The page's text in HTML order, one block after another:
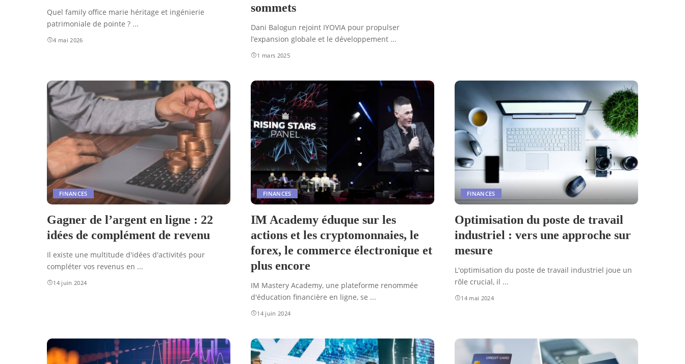
Quel family office marie héritage et ingénierie
patrimoniale de pointe ? ...
4 mai 2026
sommets
Dani Balogun rejoint IYOVIA pour propulser
l’expansion globale et le développement ...
1 mars 2025
FINANCES
Gagner de l’argent en ligne : 22
idées de complément de revenu
Il existe une multitude d'idées d'activités pour
compléter vos revenus en ...
14 juin 2024
FINANCES
IM Academy éduque sur les
actions et les cryptomonnaies, le
forex, le commerce électronique et
plus encore
IM Mastery Academy, une plateforme renommée
d'éducation financière en ligne, se ...
14 juin 2024
FINANCES
Optimisation du poste de travail
industriel : vers une approche sur
mesure
L'optimisation du poste de travail industriel joue un
rôle crucial, il ...
14 mai 2024